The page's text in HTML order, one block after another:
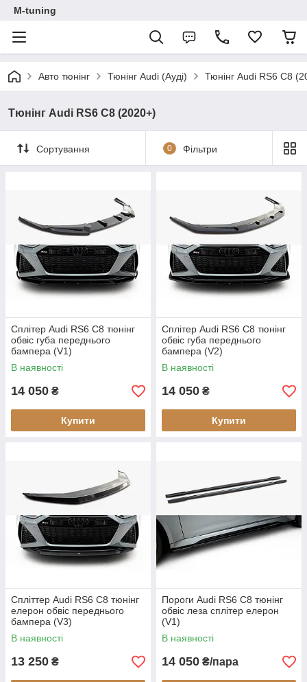
M-tuning
Авто тюнінг Тюнінг Audi (Ауді) Тюнінг Audi RS6 C8
Тюнінг Audi RS6 C8 (2020+)
Сортування 0 Фільтри
Сплітер Audi RS6 C8 тюнінг
обвіс губа переднього
бампера (V1)
В наявності
14 050 ₴
Купити
Сплітер Audi RS6 C8 тюнінг
обвіс губа переднього
бампера (V2)
В наявності
14 050 ₴
Купити
Спліттер Audi RS6 C8 тюнінг
елерон обвіс переднього
бампера (V3)
В наявності
13 250 ₴
Пороги Audi RS6 C8 тюнінг
обвіс леза сплітер елерон
(V1)
В наявності
14 050 ₴/пара